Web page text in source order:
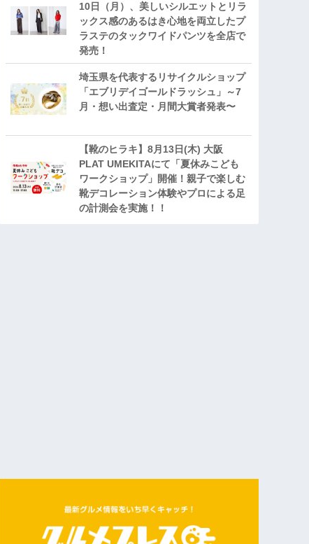
10日（月）、美しいシルエットとリラ
ックス感のあるはき心地を両立したプ
ラステのタックワイドパンツを全店で
発売！
埼玉県を代表するリサイクルショップ
「エブリデイゴールドラッシュ」～7
月・想い出査定・月間大賞者発表〜
【靴のヒラキ】8月13日(木) 大阪
PLAT UMEKITAにて「夏休みこども
ワークショップ」開催！親子で楽しむ
靴デコレーション体験やプロによる足
の計測会を実施！！